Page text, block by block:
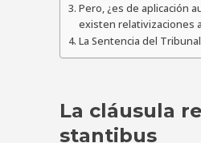
Pero, ¿es de aplicación
existen relativizaciones
La Sentencia del
La cláusula
stantibus